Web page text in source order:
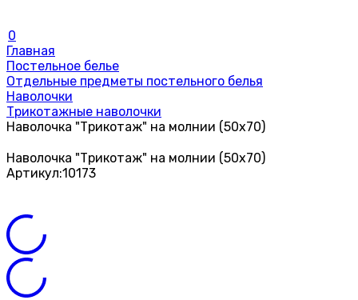
0
Главная
Постельное белье
Отдельные предметы постельного белья
Наволочки
Трикотажные наволочки
Наволочка "Трикотаж" на молнии (50х70)
Наволочка "Трикотаж" на молнии (50х70)
Артикул:10173